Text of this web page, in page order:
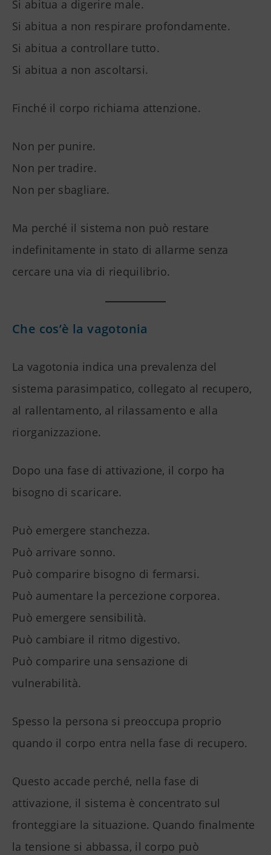
Si abitua a digerire male.
Si abitua a non respirare profondamente.
Si abitua a controllare tutto.
Si abitua a non ascoltarsi.
Finché il corpo richiama attenzione.
Non per punire.
Non per tradire.
Non per sbagliare.
Ma perché il sistema non può restare
indefinitamente in stato di allarme senza
cercare una via di riequilibrio.
Che cos’è la vagotonia
La vagotonia indica una prevalenza del
sistema parasimpatico, collegato al recupero,
al rallentamento, al rilassamento e alla
riorganizzazione.
Dopo una fase di attivazione, il corpo ha
bisogno di scaricare.
Può emergere stanchezza.
Può arrivare sonno.
Può comparire bisogno di fermarsi.
Può aumentare la percezione corporea.
Può emergere sensibilità.
Può cambiare il ritmo digestivo.
Può comparire una sensazione di
vulnerabilità.
Spesso la persona si preoccupa proprio
quando il corpo entra nella fase di recupero.
Questo accade perché, nella fase di
attivazione, il sistema è concentrato sul
fronteggiare la situazione. Quando finalmente
la tensione si abbassa, il corpo può